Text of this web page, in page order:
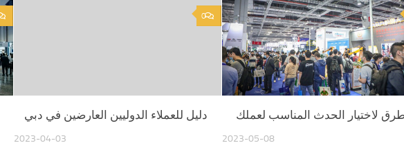
0
دليل للعملاء الدوليين العارضين في دبي
2023-04-03 2023-05-08